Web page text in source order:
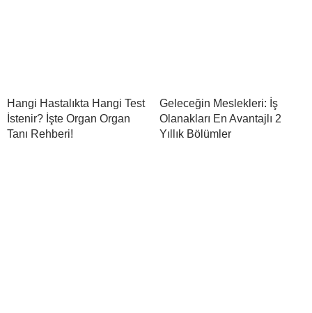
Hangi Hastalıkta Hangi Test
İstenir? İşte Organ Organ
Tanı Rehberi!
Geleceğin Meslekleri: İş
Olanakları En Avantajlı 2
Yıllık Bölümler